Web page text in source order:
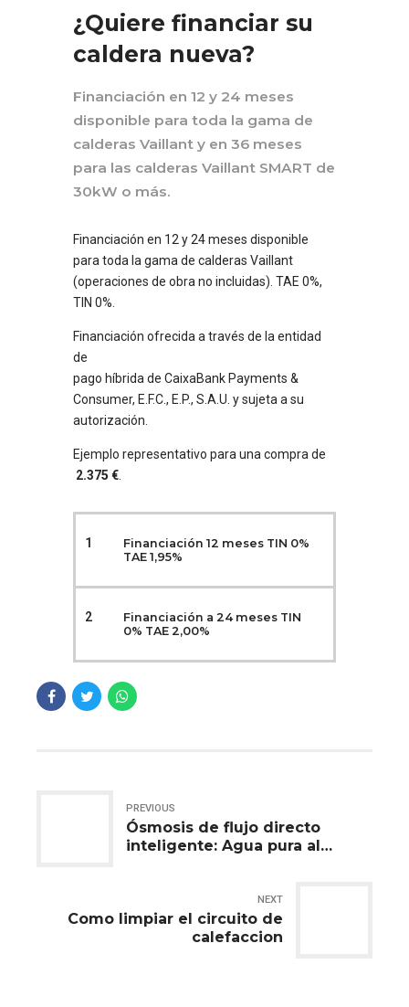
¿Quiere financiar su
caldera nueva?
Financiación en 12 y 24 meses
disponible para toda la gama de
calderas Vaillant y en 36 meses
para las calderas Vaillant SMART de
30kW o más.
Financiación en 12 y 24 meses disponible
para toda la gama de calderas Vaillant
(operaciones de obra no incluidas). TAE 0%,
TIN 0%.
Financiación ofrecida a través de la entidad
de
pago híbrida de CaixaBank Payments &
Consumer, E.F.C., E.P., S.A.U. y sujeta a su
autorización.
Ejemplo representativo para una compra de
2.375 €.
1
Financiación 12 meses TIN 0%
TAE 1,95%
2
Financiación a 24 meses TIN
0% TAE 2,00%
PREVIOUS
Ósmosis de flujo directo
inteligente: Agua pura al
NEXT
Como limpiar el circuito de
calefaccion